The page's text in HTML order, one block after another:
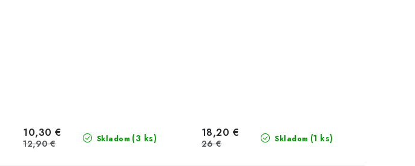
Skladom (3 ks)
10,30 €
12,90 € Skladom (1 ks)
18,20 €
26 €